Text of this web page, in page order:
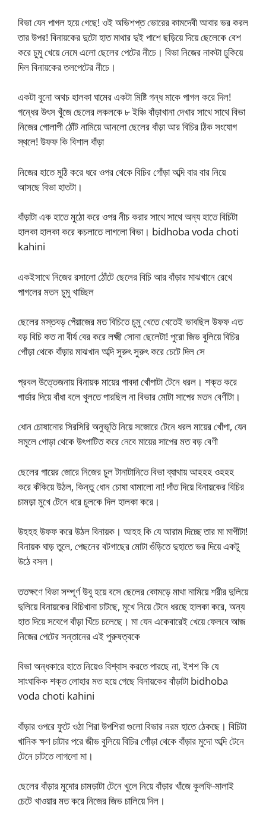
বিভা যেন পাগল হয়ে গেছে! ওই অভিশপ্ত ভোরের কামদেবী আবার ভর করল
তার উপর! বিনায়কের দুটো হাত মাথার দুই পাশে ছড়িয়ে দিয়ে ছেলেকে বেশ
করে চুমু খেয়ে নেমে এলো ছেলের পেটের নীচে। বিভা নিজের নাকটা ঢুকিয়ে
দিল বিনায়কের তলপেটের নীচে।
একটা বুনো অথচ হালকা ঘামের একটা মিষ্টি গন্ধ মাকে পাগল করে দিল!
গন্ধের উৎস খুঁজে ছেলের লকলকে ৮ ইঞ্চি বাঁড়াখানা দেখার সাথে সাথে বিভা
নিজের গোলাপী ঠোঁট নামিয়ে আনলো ছেলের বাঁড়া আর বিচির ঠিক সংযোগ
স্থলে! উফফ কি বিশাল বাঁড়া
নিজের হাতে মুঠি করে ধরে ওপর থেকে বিচির গোঁড়া অব্দি বার বার নিয়ে
আসছে বিভা হাতটা।
বাঁড়াটা এক হাতে মুঠো করে ওপর নীচ করার সাথে সাথে অন্য হাতে বিচিটা
হালকা হালকা করে কচলাতে লাগলো বিভা। bidhoba voda choti
kahini
একইসাথে নিজের রসালো ঠোঁটে ছেলের বিচি আর বাঁড়ার মাঝখানে রেখে
পাগলের মতন চুমু খাচ্ছিল
ছেলের মস্তবড় পেঁয়াজের মত বিচিতে চুমু খেতে খেতেই ভাবছিল উফফ এত
বড় বিচি কত না বীর্য বের করে লক্ষ্মী সোনা ছেলেটা! পুরো জিভ বুলিয়ে বিচির
গোঁড়া থেকে বাঁড়ার মাঝখান অব্দি সুরুৎ সুরুৎ করে চেটে দিল সে
প্রবল উত্তেজনায় বিনায়ক মায়ের গাবদা খোঁপাটা টেনে ধরল। শক্ত করে
গার্ডার দিয়ে বাঁধা বলে খুলতে পারছিল না বিভার মোটা সাপের মতন বেণীটা।
ধোন চোষানোর সিরসিরি অনুভূতি নিয়ে সজোরে টেনে ধরল মায়ের খোঁপা, যেন
সমূলে গোড়া থেকে উৎপাটিত করে নেবে মায়ের সাপের মত বড় বেণী
ছেলের গায়ের জোরে নিজের চুল টানাটানিতে বিভা ব্যাথায় আহহহ ওহহহ
করে কঁকিয়ে উঠল, কিন্তু ধোন চোষা থামালো না! দাঁত দিয়ে বিনায়কের বিচির
চামড়া মুখে টেনে ধরে চুলকে দিল হালকা করে।
উহহহ উফফ করে উঠল বিনায়ক। আহহ কি যে আরাম দিচ্ছে তার মা মাগীটা!
বিনায়ক ঘাড় তুলে, পেছনের বটগাছের মোটা গুঁড়িতে দুহাতে ভর দিয়ে একটু
উঠে বসল।
ততক্ষণে বিভা সম্পূর্ণ উবু হয়ে বসে ছেলের কোমড়ে মাথা নামিয়ে শরীর দুলিয়ে
দুলিয়ে বিনায়কের বিচিখানা চাটছে, মুখে নিয়ে টেনে ধরছে হালকা করে, অন্য
হাত দিয়ে সবেগে বাঁড়া খিঁচে চলেছে। মা যেন একেবারেই খেয়ে ফেলবে আজ
নিজের পেটের সন্তানের এই পুরুষত্বকে
বিভা অন্ধকারে হাতে নিয়েও বিশ্বাস করতে পারছে না, ইশশ কি যে
সাংঘাকিক শক্ত লোহার মত হয়ে গেছে বিনায়কের বাঁড়াটা bidhoba
voda choti kahini
বাঁড়ার ওপরে ফুটে ওঠা শিরা উপশিরা গুলো বিভার নরম হাতে ঠেকছে। বিচিটা
খানিক ক্ষণ চাটার পরে জীভ বুলিয়ে বিচির গোঁড়া থেকে বাঁড়ার মুদো অব্দি টেনে
টেনে চাটতে লাগলো মা।
ছেলের বাঁড়ার মুদোর চামড়াটা টেনে খুলে নিয়ে বাঁড়ার খাঁজে কুলফি-মালাই
চেটে খাওয়ার মত করে নিজের জিভ চালিয়ে দিল।